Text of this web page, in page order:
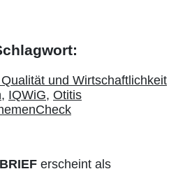
und Wirtschaftlichkeit
, IQWiG, Otitis
erscheint als